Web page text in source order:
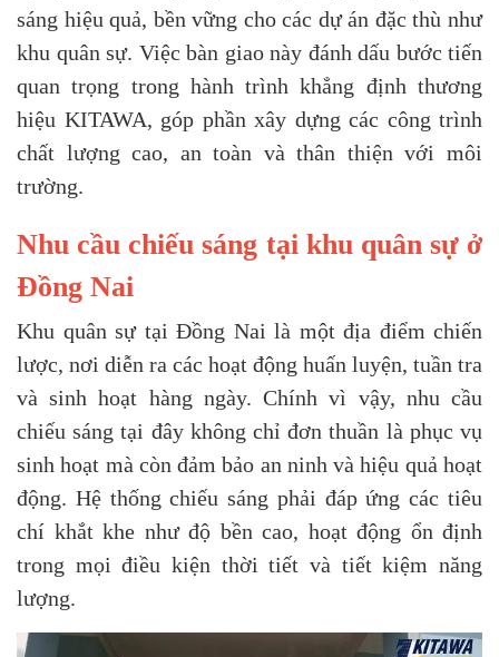
sáng hiệu quả, bền vững cho các dự án đặc thù như
khu quân sự. Việc bàn giao này đánh dấu bước tiến
quan trọng trong hành trình khẳng định thương
hiệu KITAWA, góp phần xây dựng các công trình
chất lượng cao, an toàn và thân thiện với môi
trường.
Nhu cầu chiếu sáng tại khu quân sự ở
Đồng Nai
Khu quân sự tại Đồng Nai là một địa điểm chiến
lược, nơi diễn ra các hoạt động huấn luyện, tuần tra
và sinh hoạt hàng ngày. Chính vì vậy, nhu cầu
chiếu sáng tại đây không chỉ đơn thuần là phục vụ
sinh hoạt mà còn đảm bảo an ninh và hiệu quả hoạt
động. Hệ thống chiếu sáng phải đáp ứng các tiêu
chí khắt khe như độ bền cao, hoạt động ổn định
trong mọi điều kiện thời tiết và tiết kiệm năng
lượng.